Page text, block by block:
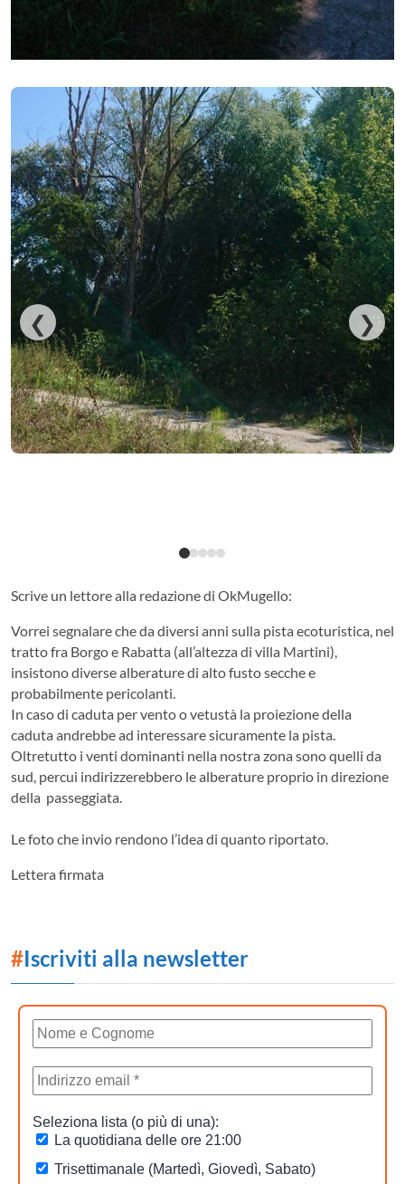
❮ ❯
Scrive un lettore alla redazione di OkMugello:
Vorrei segnalare che da diversi anni sulla pista ecoturistica, nel
tratto fra Borgo e Rabatta (all’altezza di villa Martini),
insistono diverse alberature di alto fusto secche e
probabilmente pericolanti.
In caso di caduta per vento o vetustà la proiezione della
caduta andrebbe ad interessare sicuramente la pista.
Oltretutto i venti dominanti nella nostra zona sono quelli da
sud, percui indirizzerebbero le alberature proprio in direzione
della passeggiata.
Le foto che invio rendono l’idea di quanto riportato.
Lettera firmata
#Iscriviti alla newsletter